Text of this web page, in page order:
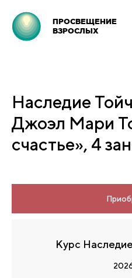
ПРОСВЕЩЕНИЕ
ВЗРОСЛЫХ
Наследие
Джоэл Мари
счастье», 4
Курс